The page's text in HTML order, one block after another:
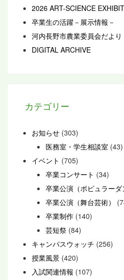
2026 ART-SCIENCE
卒業生の活躍－展示情報－
河内長野市農業委員会だよ
DIGITAL ARCHIVE
カテゴリー
お知らせ (303)
医務室・学生相談室 (43)
イベント (705)
卒業コンサート (34)
卒業公演（ポピュラーダ
卒業公演（舞台芸術）
卒業制作 (140)
芸短祭 (84)
キャンパスウォッチ (256)
授業風景 (420)
入試関連情報 (107)